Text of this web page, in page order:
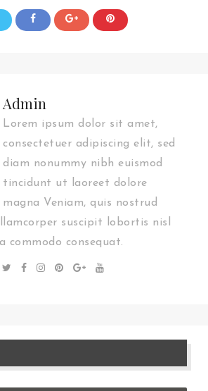
Admin
Lorem ipsum dolor sit amet,
consectetuer adipiscing elit, sed
diam nonummy nibh euismod
tincidunt ut laoreet dolore
magna Veniam, quis nostrud
suscipit lobortis nisl
commodo consequat.